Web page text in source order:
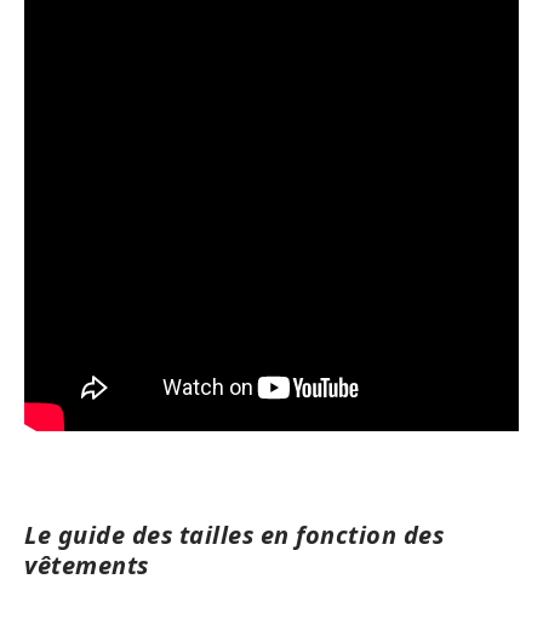
Le guide des tailles en fonction des
vêtements